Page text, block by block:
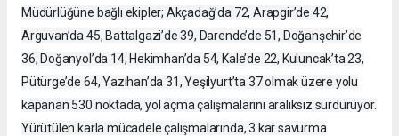
Müdürlüğüne bağlı ekipler; Akçadağ’da 72, Arapgir’de 42,
Arguvan’da 45, Battalgazi’de 39, Darende’de 51, Doğanşehir’de
36, Doğanyol’da 14, Hekimhan’da 54, Kale’de 22, Kuluncak’ta 23,
Pütürge’de 64, Yazıhan’da 31, Yeşilyurt’ta 37 olmak üzere yolu
kapanan 530 noktada, yol açma çalışmalarını aralıksız sürdürüyor.
Yürütülen karla mücadele çalışmalarında, 3 kar savurma